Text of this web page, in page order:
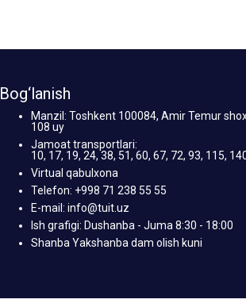
Bog‘lanish
Manzil: Toshkent 100084, Amir Temur shox
108 uy
Jamoat transportlari:
10, 17, 19, 24, 38, 51, 60, 67, 72, 93, 115,
Virtual qabulxona
Telefon: +998 71 238 55 55
E-mail: info@tuit.uz
Ish grafigi: Dushanba - Juma 8:30 - 18:00
Shanba Yakshanba dam olish kuni